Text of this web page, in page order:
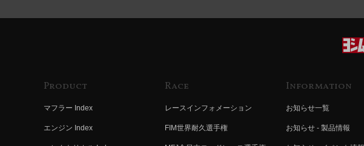
Product
マフラー Index
エンジン Index
Race
レースインフォメーション
FIM世界耐久選手権
Information
お知らせ一覧
お知らせ - 製品情報